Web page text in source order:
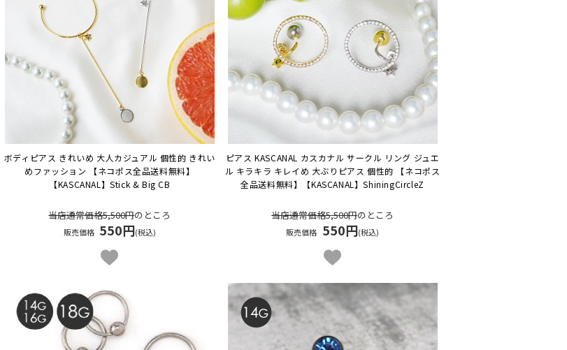
ボディピアス きれいめ 大人カジュアル 個性的 きれい
めファッション 【ネコポス全品送料無料】
【KASCANAL】Stick & Big CB
当店通常価格5,500円のところ
販売価格 550円(税込)
ピアス KASCANAL カスカナル サークル リング ジュエ
ル キラキラ キレイめ 大ぶりピアス 個性的 【ネコポス
全品送料無料】
【KASCANAL】ShiningCircleZ
当店通常価格5,500円のところ
販売価格 550円(税込)